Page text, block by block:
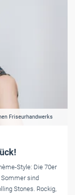
Friseurhandwerks
Style: Die 70er
Sommer sind
Stones. Rockig,